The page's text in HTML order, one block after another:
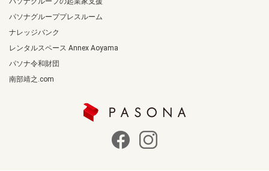
パソナグループプレスルーム
ナレッジバンク
レンタルスペース Annex Aoyama
パソナ令和財団
南部靖之.com